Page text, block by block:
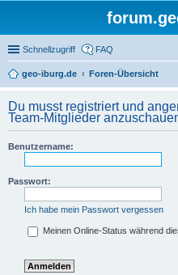
Schnellzugriff FAQ
geo-iburg.de
Foren-Übersicht
Du musst registriert und
Team-Mitglieder
Benutzername:
Passwort:
Ich habe mein Passwort vergessen
Meinen Online-Status während